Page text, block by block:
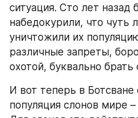
ситуация. Сто лет назад
набедокурили, что чуть
уничтожили их
различные запреты,
охотой, буквально брать
И вот теперь в
популяция слонов мире –